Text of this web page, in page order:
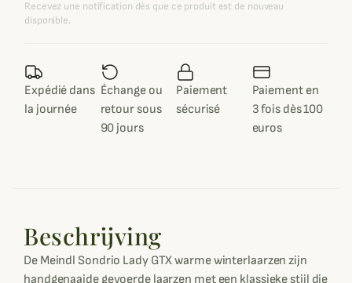
Recevez une notification dès que ce produit est de nouveau
disponible.
Expédié dans
la journée
Échange ou
retour sous
90 jours
Paiement
sécurisé
Paiement en
3 fois dès 100
euros
Beschrijving
De Meindl Sondrio Lady GTX warme winterlaarzen zijn
handgenaaide gevoerde laarzen met een klassieke stijl die